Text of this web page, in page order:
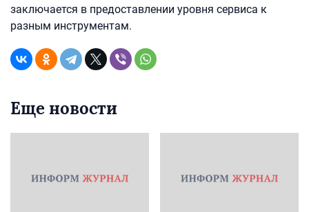
заключается в предоставлении уровня сервиса к
разным инструментам.
Еще новости